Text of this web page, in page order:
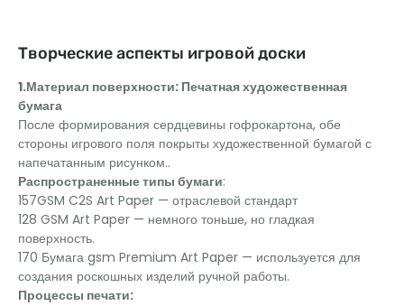
Творческие аспекты игровой доски
1.Материал поверхности: Печатная художественная
бумага
После формирования сердцевины гофрокартона, обе
стороны игрового поля покрыты художественной бумагой с
напечатанным рисунком..
Распространенные типы бумаги:
157GSM C2S Art Paper — отраслевой стандарт
128 GSM Art Paper — немного тоньше, но гладкая
поверхность.
170 Бумага gsm Premium Art Paper — используется для
создания роскошных изделий ручной работы.
Процессы печати: